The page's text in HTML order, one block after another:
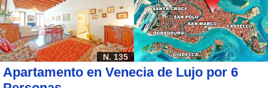
N. 135
Apartamento en Venecia de Lujo por 6